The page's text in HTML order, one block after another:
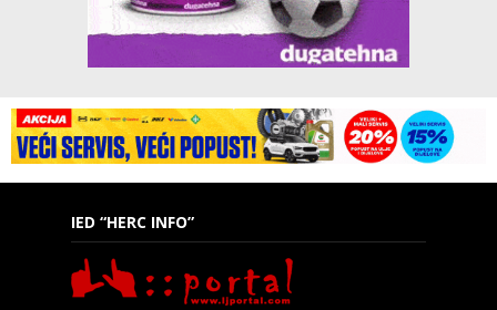
IED “HERC INFO”